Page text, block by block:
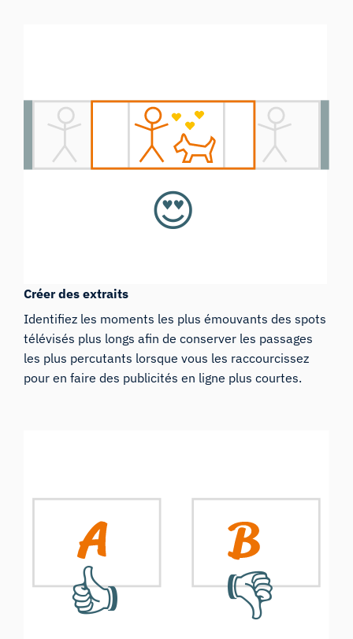
Créer des extraits
Identifiez les moments les plus émouvants des spots
télévisés plus longs afin de conserver les passages
les plus percutants lorsque vous les raccourcissez
pour en faire des publicités en ligne plus courtes.